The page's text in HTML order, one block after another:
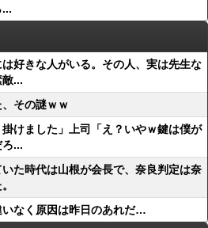
好きな人がいる。その人、実は先生な
...
その謎ｗｗ
掛けました」上司「え？いやｗ鍵は僕が
...
た時代は山根が会長で、奈良判定は奈
なく原因は昨日のあれだ…